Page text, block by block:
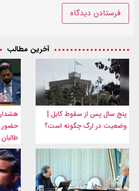
آخرین مطالب
پنج سال پس از سقوط کابل |
وضعیت در ارگ چگونه است؟
حضور